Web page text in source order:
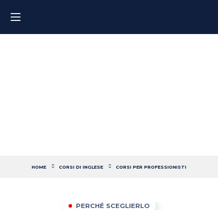
HOME CORSI DI INGLESE CORSI PER PROFESSIONISTI
PERCHÉ SCEGLIERLO